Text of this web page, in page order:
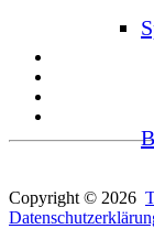
Copyright © 2026